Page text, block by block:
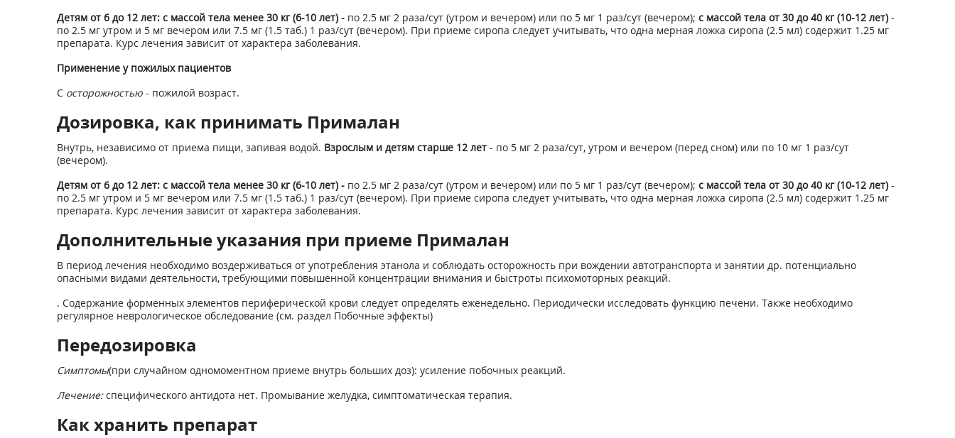
Детям от 6 до 12 лет: с массой тела менее 30 кг (6-10 лет) -по 2.5 мг 2 раза/сут (утром и вечером) или по 5 мг 1 раз/сут (вечером); с массой тела от 30 до 40 кг (10-12 лет)-
по 2.5 мг утром и 5 мг вечером или 7.5 мг (1.5 таб.) 1 раз/сут (вечером). При приеме сиропа следует учитывать, что одна мерная ложка сиропа (2.5 мл) содержит 1.25 мг
препарата. Курс лечения зависит от характера заболевания.
Применение у пожилых пациентов
С осторожностью- пожилой возраст.
Дозировка, как принимать Прималан
Внутрь, независимо от приема пищи, запивая водой. Взрослым и детям старше 12 лет- по 5 мг 2 раза/сут, утром и вечером (перед сном) или по 10 мг 1 раз/сут
(вечером).
Детям от 6 до 12 лет: с массой тела менее 30 кг (6-10 лет) -по 2.5 мг 2 раза/сут (утром и вечером) или по 5 мг 1 раз/сут (вечером); с массой тела от 30 до 40 кг (10-12 лет)-
по 2.5 мг утром и 5 мг вечером или 7.5 мг (1.5 таб.) 1 раз/сут (вечером). При приеме сиропа следует учитывать, что одна мерная ложка сиропа (2.5 мл) содержит 1.25 мг
препарата. Курс лечения зависит от характера заболевания.
Дополнительные указания при приеме Прималан
В период лечения необходимо воздерживаться от употребления этанола и соблюдать осторожность при вождении автотранспорта и занятии др. потенциально
опасными видами деятельности, требующими повышенной концентрации внимания и быстроты психомоторных реакций.
. Содержание форменных элементов периферической крови следует определять еженедельно. Периодически исследовать функцию печени. Также необходимо
регулярное неврологическое обследование (см. раздел Побочные эффекты)
Передозировка
Симптомы(при случайном одномоментном приеме внутрь больших доз): усиление побочных реакций.
Лечение:специфического антидота нет. Промывание желудка, симптоматическая терапия.
Как хранить препарат